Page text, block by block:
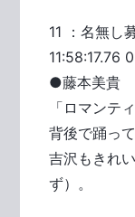
11 ：名無し
11:58:17.76 0
●藤本美貴
「ロマンテ
背後で踊っ
吉沢もきれ
ず）。